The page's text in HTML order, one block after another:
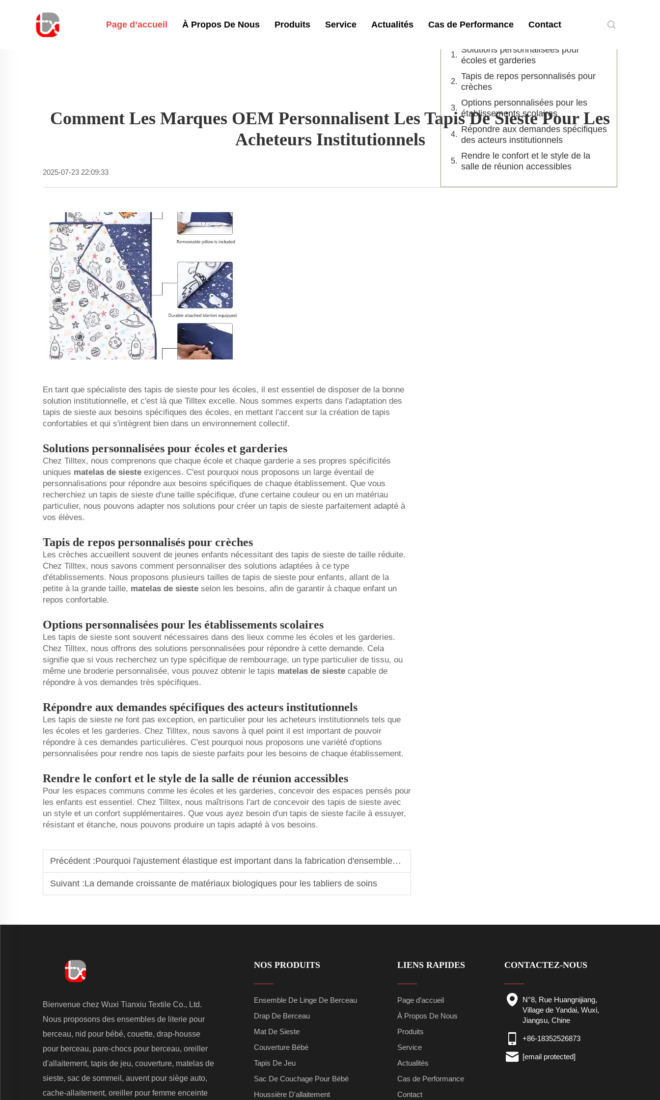
Page d’accueil À Propos De Nous Produits Service Actualités Cas de Performance Contact
Comment Les Marques OEM Personnalisent Les Tapis De Sieste Pour Les
Acheteurs Institutionnels
2025-07-23 22:09:33
En tant que spécialiste des tapis de sieste pour les écoles, il est essentiel de disposer de la bonne
solution institutionnelle, et c'est là que Tilltex excelle. Nous sommes experts dans l'adaptation des
tapis de sieste aux besoins spécifiques des écoles, en mettant l'accent sur la création de tapis
confortables et qui s'intègrent bien dans un environnement collectif.
Solutions personnalisées pour écoles et garderies
Chez Tilltex, nous comprenons que chaque école et chaque garderie a ses propres spécificités
uniques matelas de sieste exigences. C'est pourquoi nous proposons un large éventail de
personnalisations pour répondre aux besoins spécifiques de chaque établissement. Que vous
recherchiez un tapis de sieste d'une taille spécifique, d'une certaine couleur ou en un matériau
particulier, nous pouvons adapter nos solutions pour créer un tapis de sieste parfaitement adapté à
vos élèves.
Tapis de repos personnalisés pour crèches
Les crèches accueillent souvent de jeunes enfants nécessitant des tapis de sieste de taille réduite.
Chez Tilltex, nous savons comment personnaliser des solutions adaptées à ce type
d'établissements. Nous proposons plusieurs tailles de tapis de sieste pour enfants, allant de la
petite à la grande taille, matelas de sieste selon les besoins, afin de garantir à chaque enfant un
repos confortable.
Options personnalisées pour les établissements scolaires
Les tapis de sieste sont souvent nécessaires dans des lieux comme les écoles et les garderies.
Chez Tilltex, nous offrons des solutions personnalisées pour répondre à cette demande. Cela
signifie que si vous recherchez un type spécifique de rembourrage, un type particulier de tissu, ou
même une broderie personnalisée, vous pouvez obtenir le tapis matelas de sieste capable de
répondre à vos demandes très spécifiques.
Répondre aux demandes spécifiques des acteurs institutionnels
Les tapis de sieste ne font pas exception, en particulier pour les acheteurs institutionnels tels que
les écoles et les garderies. Chez Tilltex, nous savons à quel point il est important de pouvoir
répondre à ces demandes particulières. C'est pourquoi nous proposons une variété d'options
personnalisées pour rendre nos tapis de sieste parfaits pour les besoins de chaque établissement.
Rendre le confort et le style de la salle de réunion accessibles
Pour les espaces communs comme les écoles et les garderies, concevoir des espaces pensés pour
les enfants est essentiel. Chez Tilltex, nous maîtrisons l'art de concevoir des tapis de sieste avec
un style et un confort supplémentaires. Que vous ayez besoin d'un tapis de sieste facile à essuyer,
résistant et étanche, nous pouvons produire un tapis adapté à vos besoins.
Précédent :Pourquoi l'ajustement élastique est important dans la fabrication d'ensembles de draps pour berceau
Suivant :La demande croissante de matériaux biologiques pour les tabliers de soins
Solutions personnalisées pour
écoles et garderies
Tapis de repos personnalisés pour
crèches
Options personnalisées pour les
établissements scolaires
Répondre aux demandes spécifiques
des acteurs institutionnels
Rendre le confort et le style de la
salle de réunion accessibles
Bienvenue chez Wuxi Tianxiu Textile Co., Ltd.
Nous proposons des ensembles de literie pour
berceau, nid pour bébé, couette, drap-housse
pour berceau, pare-chocs pour berceau, oreiller
d'allaitement, tapis de jeu, couverture, matelas de
sieste, sac de sommeil, auvent pour siège auto,
cache-allaitement, oreiller pour femme enceinte
NOS PRODUITS
Ensemble De Linge De Berceau
Drap De Berceau
Mat De Sieste
Couverture Bébé
Tapis De Jeu
Sac De Couchage Pour Bébé
Houssière D'allaitement
LIENS RAPIDES
Page d’accueil
À Propos De Nous
Produits
Service
Actualités
Cas de Performance
Contact
CONTACTEZ-NOUS
N°8, Rue Huangnijiang,
Village de Yandai, Wuxi,
Jiangsu, Chine
+86-18352526873
[email protected]